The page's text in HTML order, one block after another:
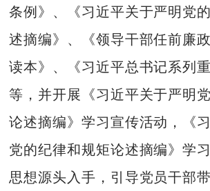
条例》、《习近平关于严明党
述摘编》、《领导干部任前廉
读本》、《习近平总书记系列
等，并开展《习近平关于严明
论述摘编》学习宣传活动，《
党的纪律和规矩论述摘编》学
思想源头入手，引导党员干部